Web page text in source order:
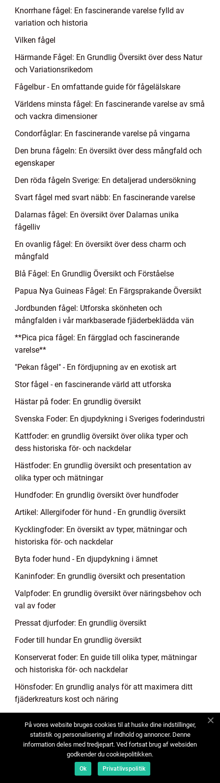
Knorrhane fågel: En fascinerande varelse fylld av
variation och historia
Vilken fågel
Härmande Fågel: En Grundlig Översikt över dess Natur
och Variationsrikedom
Fågelbur - En omfattande guide för fågelälskare
Världens minsta fågel: En fascinerande varelse av små
och vackra dimensioner
Condorfåglar: En fascinerande varelse på vingarna
Den bruna fågeln: En översikt över dess mångfald och
egenskaper
Den röda fågeln Sverige: En detaljerad undersökning
Svart fågel med svart näbb: En fascinerande varelse
Dalarnas fågel: En översikt över Dalarnas unika
fågelliv
En ovanlig fågel: En översikt över dess charm och
mångfald
Blå Fågel: En Grundlig Översikt och Förståelse
Papua Nya Guineas Fågel: En Färgsprakande Översikt
Jordbunden fågel: Utforska skönheten och
mångfalden i vår markbaserade fjäderbeklädda vän
**Pica pica fågel: En färgglad och fascinerande
varelse**
"Pekan fågel" - En fördjupning av en exotisk art
Stor fågel - en fascinerande värld att utforska
Hästar på foder: En grundlig översikt
Svenska Foder: En djupdykning i Sveriges foderindustri
Kattfoder: en grundlig översikt över olika typer och
dess historiska för- och nackdelar
Hästfoder: En grundlig översikt och presentation av
olika typer och mätningar
Hundfoder: En grundlig översikt över hundfoder
Artikel: Allergifoder för hund - En grundlig översikt
Kycklingfoder: En översikt av typer, mätningar och
historiska för- och nackdelar
Byta foder hund - En djupdykning i ämnet
Kaninfoder: En grundlig översikt och presentation
Valpfoder: En grundlig översikt över näringsbehov och
val av foder
Pressat djurfoder: En grundlig översikt
Foder till hundar En grundlig översikt
Konserverat foder: En guide till olika typer, mätningar
och historiska för- och nackdelar
Hönsfoder: En grundlig analys för att maximera ditt
fjäderkreaturs kost och näring
näringsbehov hos hamstrar
Djurfoder: En grundlig översikt över olika typer och
historiska för- och nackdelar
Häst på foder - En översikt av olika alternativ
På vores website bruges cookies til at huske dine indstillinger,
statistik og personalisering af indhold og annoncer. Denne
information deles med tredjepart. Ved fortsat brug af websiden
godkender du cookiepolitikken.
Ok Privatlivspolitik